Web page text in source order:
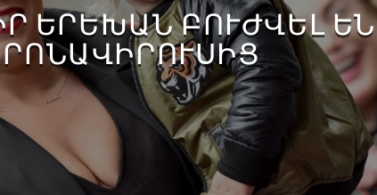
ԻՐ ԵՐԵԽԱՆ ԲՈՒԺՎԵԼ ԵՆ